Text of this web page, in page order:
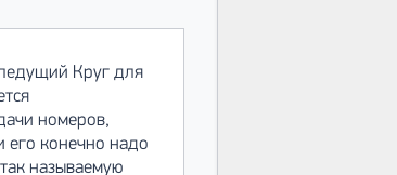
Круг для
номеров,
его конечно надо
называемую